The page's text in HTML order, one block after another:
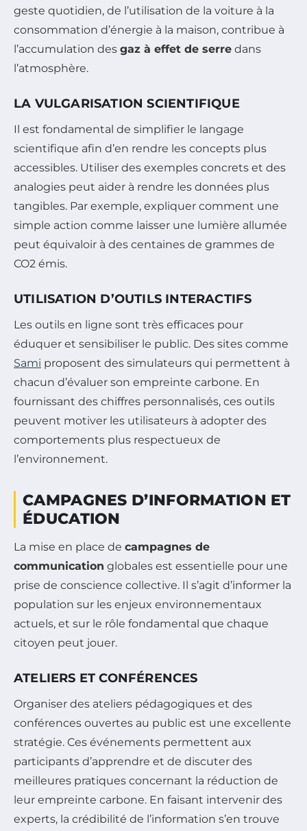
geste quotidien, de l’utilisation de la voiture à la
consommation d’énergie à la maison, contribue à
l’accumulation des gaz à effet de serre dans
l’atmosphère.
LA VULGARISATION SCIENTIFIQUE
Il est fondamental de simplifier le langage
scientifique afin d’en rendre les concepts plus
accessibles. Utiliser des exemples concrets et des
analogies peut aider à rendre les données plus
tangibles. Par exemple, expliquer comment une
simple action comme laisser une lumière allumée
peut équivaloir à des centaines de grammes de
CO2 émis.
UTILISATION D’OUTILS INTERACTIFS
Les outils en ligne sont très efficaces pour
éduquer et sensibiliser le public. Des sites comme
Sami proposent des simulateurs qui permettent à
chacun d’évaluer son empreinte carbone. En
fournissant des chiffres personnalisés, ces outils
peuvent motiver les utilisateurs à adopter des
comportements plus respectueux de
l’environnement.
CAMPAGNES D’INFORMATION ET
ÉDUCATION
La mise en place de campagnes de
communication globales est essentielle pour une
prise de conscience collective. Il s’agit d’informer la
population sur les enjeux environnementaux
actuels, et sur le rôle fondamental que chaque
citoyen peut jouer.
ATELIERS ET CONFÉRENCES
Organiser des ateliers pédagogiques et des
conférences ouvertes au public est une excellente
stratégie. Ces événements permettent aux
participants d’apprendre et de discuter des
meilleures pratiques concernant la réduction de
leur empreinte carbone. En faisant intervenir des
experts, la crédibilité de l’information s’en trouve